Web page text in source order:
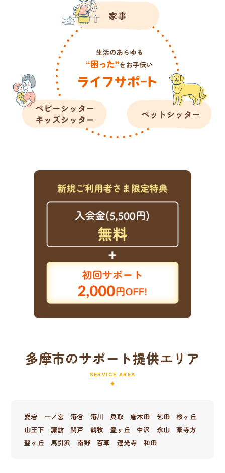
多摩市のサポート提供エリア
SERVICE AREA
愛宕 一ノ宮 落合 落川 貝取 唐木田 乞田
桜ヶ丘
山王下
諏訪 関戸 鶴牧 豊ヶ丘 中沢 永山
東寺方
聖ヶ丘
馬引沢 南野 百草 連光寺 和田